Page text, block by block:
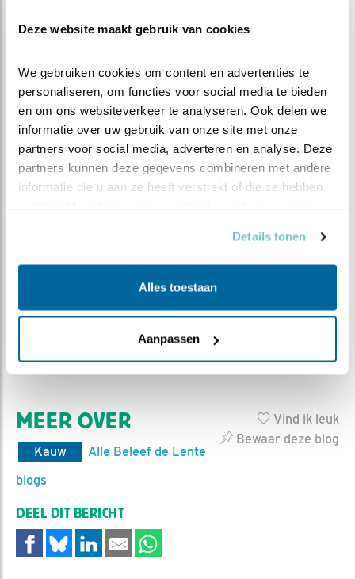
Deze website maakt gebruik van cookies
We gebruiken cookies om content en advertenties te
personaliseren, om functies voor social media te bieden
en om ons websiteverkeer te analyseren. Ook delen we
informatie over uw gebruik van onze site met onze
partners voor social media, adverteren en analyse. Deze
partners kunnen deze gegevens combineren met andere
informatie die u aan ze heeft verstrekt of die ze hebben
Details tonen
Alles toestaan
Aanpassen
betrokkenheid en positieve bijdrage op de chat en
Team Kauw
landelijke werkgroep die steenuilenbescherming en
Daartoe wordt samengewerkt met relevante
vrijwilligersorganisaties. STONE is een
vrijwilligersorganisatie, zonder betaalde krachten.
Bezoek dewebsite van STONE
Vind ik leuk
Bewaar deze blog
MEER OVER
Kauw
Alle Beleef de Lente
blogs
DEEL DIT BERICHT